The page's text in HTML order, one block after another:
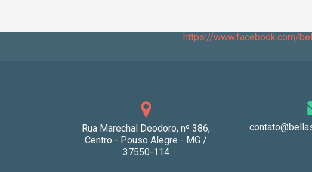
https://www.facebook.com/
Rua Marechal Deodoro, nº 386,
Centro - Pouso Alegre - MG /
37550-114